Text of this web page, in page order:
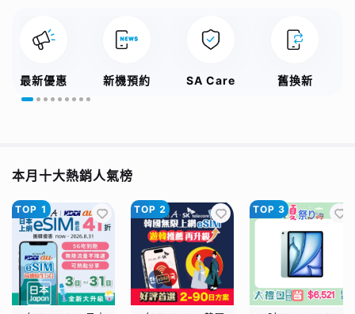
最新優惠 新機預約 SA Care 舊換新
本月十大熱銷人氣榜
TOP 1 TOP 2 TOP 3